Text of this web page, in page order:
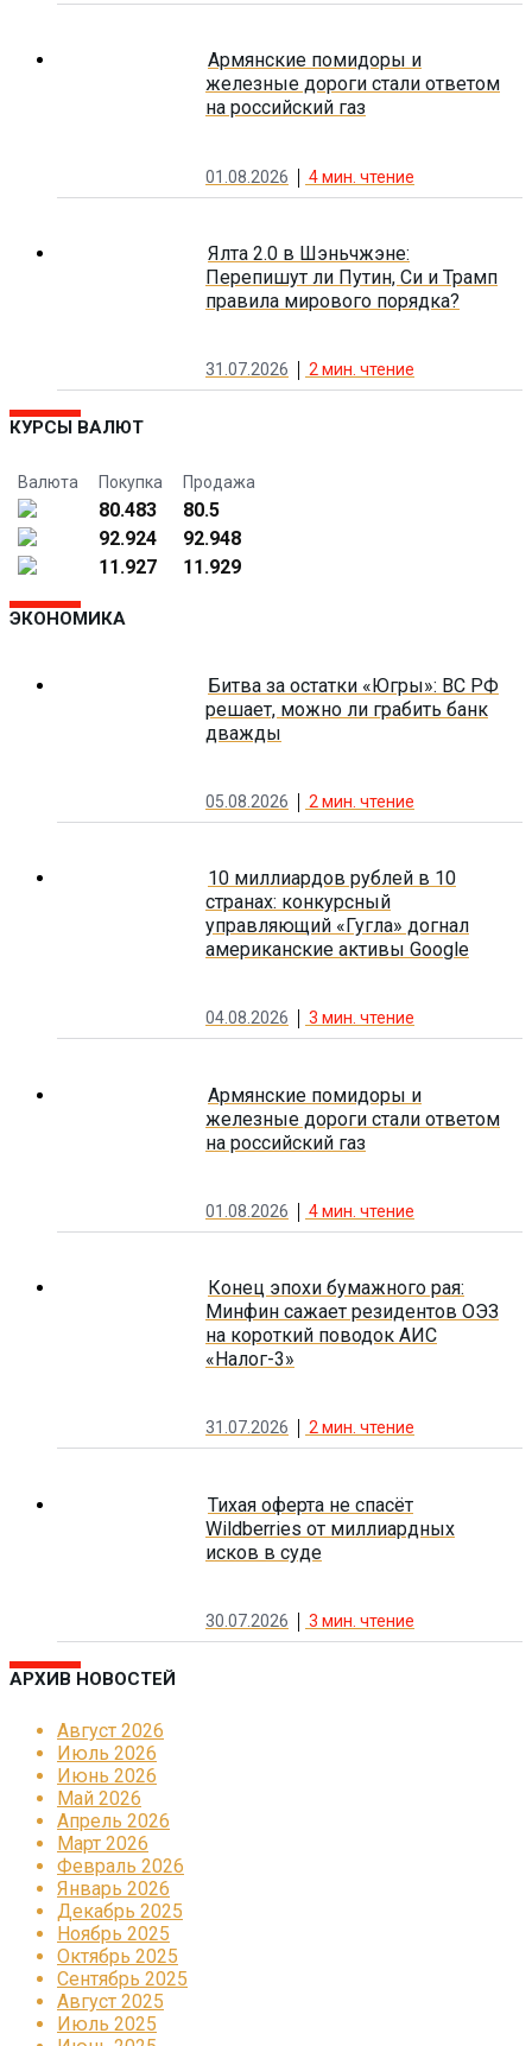
Армянские помидоры и
железные дороги стали ответом
на российский газ
01.08.2026 4мин. чтение
Ялта 2.0 в Шэньчжэне:
Перепишут ли Путин, Си и Трамп
правила мирового порядка?
31.07.2026 2мин. чтение
КУРСЫ ВАЛЮТ
Валюта Покупка Продажа
80.483
80.5
92.924
92.948
11.927
11.929
ЭКОНОМИКА
Битва за остатки «Югры»: ВС РФ
решает, можно ли грабить банк
дважды
05.08.2026 2 мин. чтение
10 миллиардов рублей в 10
странах: конкурсный
управляющий «Гугла» догнал
американские активы Google
04.08.2026 3 мин. чтение
Армянские помидоры и
железные дороги стали ответом
на российский газ
01.08.2026 4мин. чтение
Конец эпохи бумажного рая:
Минфин сажает резидентов ОЭЗ
на короткий поводок АИС
«Налог-3»
31.07.2026 2мин. чтение
Тихая оферта не спасёт
Wildberries от миллиардных
исков в суде
30.07.2026 3 мин. чтение
АРХИВ НОВОСТЕЙ
Август 2026
Июль 2026
Июнь 2026
Май 2026
Апрель 2026
Март 2026
Февраль 2026
Январь 2026
Декабрь 2025
Ноябрь 2025
Октябрь 2025
Сентябрь 2025
Август 2025
Июль 2025